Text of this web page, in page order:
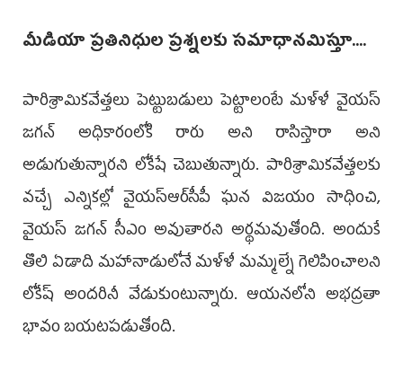
మీడియా ప్రతినిధుల ప్రశ్నలకు సమాధానమిస్తూ....
పారిశ్రామికవేత్తలు పెట్టుబడులు పెట్టాలంటే మళ్ళీ వైయస్
జగన్ అధికారంలోకి రారు అని రాసిస్తారా అని
అడుగుతున్నారని లోకేషే చెబుతున్నారు. పారిశ్రామికవేత్తలకు
వచ్చే ఎన్నికల్లో వైయస్ఆర్‌సీపీ ఘన విజయం సాధించి,
వైయస్ జగన్ సీఎం అవుతారని అర్థమవుతోంది. అందుకే
తొలి ఏడాది మహానాడులోనే మళ్ళీ మమ్మల్నే గెలిపించాలని
లోకేష్ అందరినీ వేడుకుంటున్నారు. ఆయనలోని అభద్రతా
భావం బయటపడుతోంది.